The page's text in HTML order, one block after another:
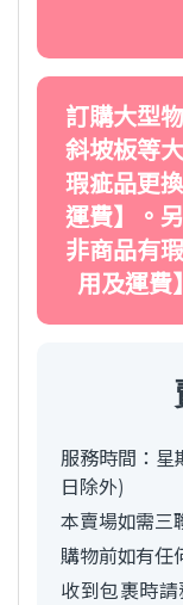
訂購大型
斜坡板等
瑕疵品更
運費】。
非商品有
用及運費
服務時間：星
日除外)
本賣場如需三
購物前如有任
收到包裹時